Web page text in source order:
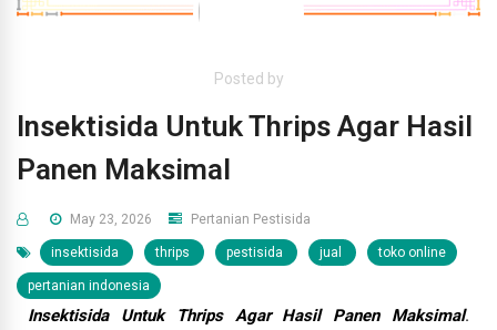
Posted by
Insektisida Untuk Thrips Agar Hasil
Panen Maksimal
May 23, 2026 Pertanian Pestisida
insektisida thrips pestisida jual toko online
pertanian indonesia
Insektisida Untuk Thrips Agar Hasil Panen Maksimal.